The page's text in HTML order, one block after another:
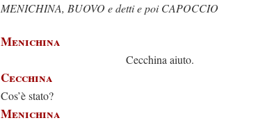
MENICHINA, BUOVO e detti e poi CAPOCCIO
Menichina
Cecchina aiuto.
Cecchina
Cos’è stato?
Menichina